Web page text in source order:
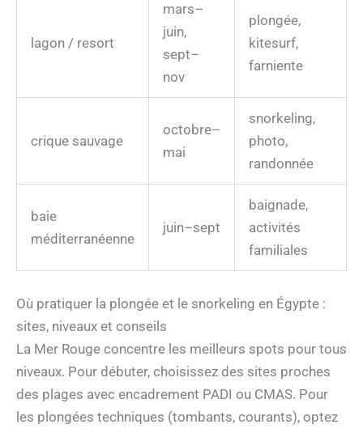
lagon / resort
mars–
juin,
sept–
nov
plongée,
kitesurf,
farniente
crique sauvage
octobre–
mai
snorkeling,
photo,
randonnée
baie
méditerranéenne
juin–sept
baignade,
activités
familiales
Où pratiquer la plongée et le snorkeling en Égypte :
sites, niveaux et conseils
La Mer Rouge concentre les meilleurs spots pour tous
niveaux. Pour débuter, choisissez des sites proches
des plages avec encadrement PADI ou CMAS. Pour
les plongées techniques (tombants, courants), optez